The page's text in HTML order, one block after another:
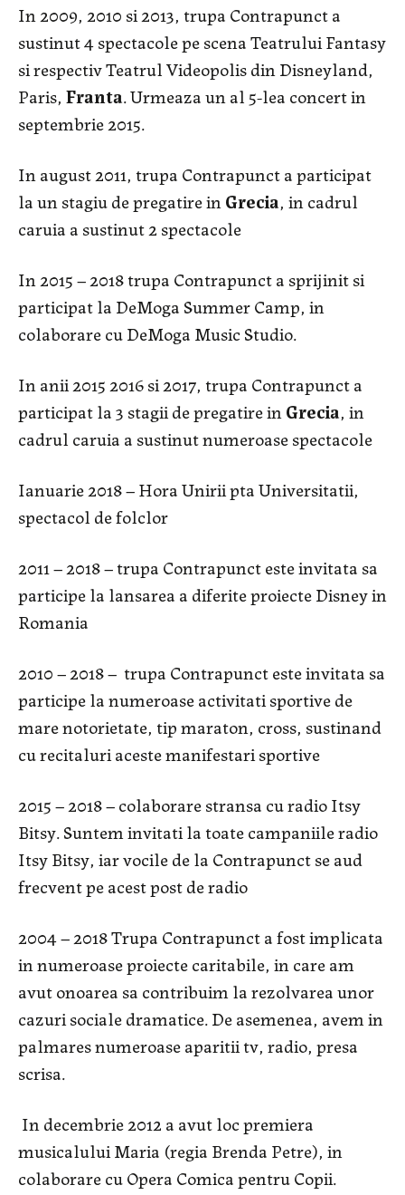
In 2009, 2010 si 2013, trupa Contrapunct a
sustinut 4 spectacole pe scena Teatrului Fantasy
si respectiv Teatrul Videopolis din Disneyland,
Paris, Franta. Urmeaza un al 5-lea concert in
septembrie 2015.
In august 2011, trupa Contrapunct a participat
la un stagiu de pregatire inGrecia, in cadrul
caruia a sustinut 2 spectacole
In 2015 – 2018 trupa Contrapunct a sprijinit si
participat la DeMoga Summer Camp, in
colaborare cu DeMoga Music Studio.
In anii 2015 2016 si 2017, trupa Contrapunct a
participat la 3 stagii de pregatire inGrecia, in
cadrul caruia a sustinut numeroase spectacole
Ianuarie 2018 – Hora Unirii pta Universitatii,
spectacol de folclor
2011 – 2018 – trupa Contrapunct este invitata sa
participe la lansarea a diferite proiecte Disney in
Romania
2010 – 2018 – trupa Contrapunct este invitata sa
participe la numeroase activitati sportive de
mare notorietate, tip maraton, cross, sustinand
cu recitaluri aceste manifestari sportive
2015 – 2018 – colaborare stransa cu radio Itsy
Bitsy. Suntem invitati la toate campaniile radio
Itsy Bitsy, iar vocile de la Contrapunct se aud
frecvent pe acest post de radio
2004 – 2018 Trupa Contrapunct a fost implicata
in numeroase proiecte caritabile, in care am
avut onoarea sa contribuim la rezolvarea unor
cazuri sociale dramatice. De asemenea, avem in
palmares numeroase aparitii tv, radio, presa
scrisa.
In decembrie 2012 a avut loc premiera
musicalului Maria (regia Brenda Petre), in
colaborare cu Opera Comica pentru Copii.